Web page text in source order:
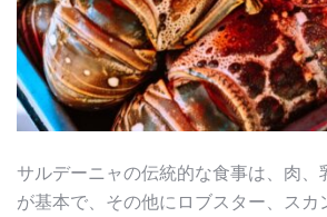
サルデーニャの伝統的な食事は、肉、
が基本で、その他にロブスター、スカ